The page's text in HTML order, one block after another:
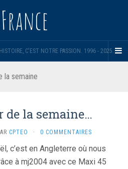
C'EST NOTRE PASSION. 1996 - 2025.
la semaine
de la semaine…
CPTEO · 0 COMMENTAIRES
c’est en Angleterre où nous
à mj2004 avec ce Maxi 45